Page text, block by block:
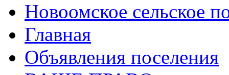
Новоомское сельское
Главная
Объявления поселения